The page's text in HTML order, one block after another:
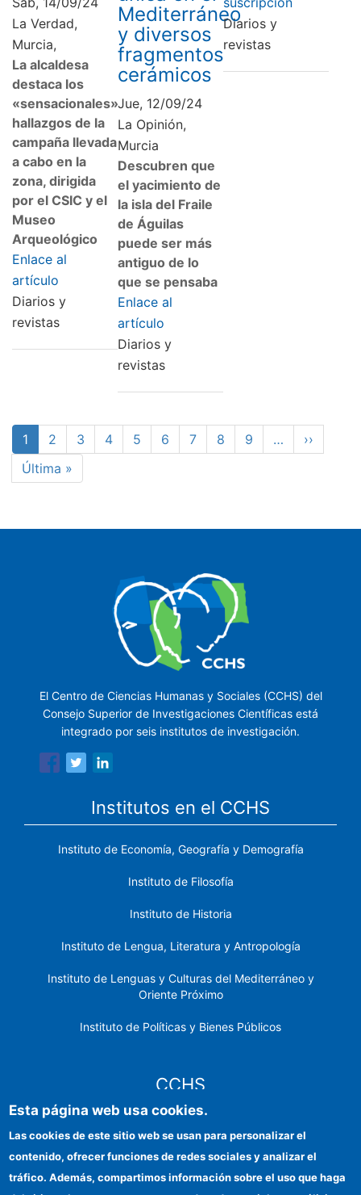
La Verdad,
Murcia,
La alcaldesa
destaca los
«sensacionales»
hallazgos de la
campaña llevada
a cabo en la
zona, dirigida
por el CSIC y el
Museo
Arqueológico
Enlace al
artículo
Diarios y
revistas
Mediterráneo
y diversos
fragmentos
cerámicos
Jue, 12/09/24
La Opinión,
Murcia
Descubren que
el yacimiento de
la isla del Fraile
de Águilas
puede ser más
antiguo de lo
que se pensaba
Enlace al
artículo
Diarios y
revistas
Diarios y
revistas
Paginación
Página
actual
1 Page
2 Page
3 Page
4 Page
5 Page
6 Page
7 Page
8 Page
9 …
Siguiente
página
››
Última
página
Última »
El Centro de Ciencias Humanas y Sociales (CCHS) del
Consejo Superior de Investigaciones Científicas está
integrado por seis institutos de investigación.
Institutos en el CCHS
Instituto de Economía, Geografía y Demografía
Instituto de Filosofía
Instituto de Historia
Instituto de Lengua, Literatura y Antropología
Instituto de Lenguas y Culturas del Mediterráneo y
Oriente Próximo
Instituto de Políticas y Bienes Públicos
CCHS
Identidad institucional
Esta página web usa cookies.
Las cookies de este sitio web se usan para personalizar el
contenido, ofrecer funciones de redes sociales y analizar el
tráfico. Además, compartimos información sobre el uso que haga